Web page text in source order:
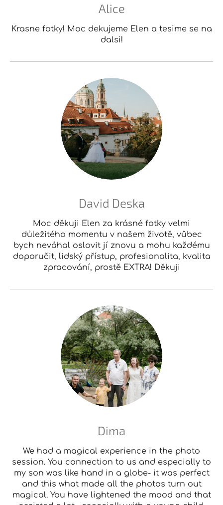
Alice
Krasne fotky! Moc dekujeme Elen a tesime se na
dalsi!
David Deska
Moc děkuji Elen za krásné fotky velmi
důležitého momentu v našem životě, vůbec
bych neváhal oslovit jí znovu a mohu každému
doporučit, lidský přístup, profesionalita, kvalita
zpracování, prostě EXTRA! Děkuji
Dima
We had a magical experience in the photo
session. You connection to us and especially to
my son was like hand in a globe- it was perfect
and this what made all the photos turn out
magical. You have lightened the mood and that